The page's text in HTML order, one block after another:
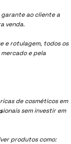
ao cliente a
venda.
e rotulagem, todos os
e pela
de cosméticos em
sem investir em
produtos como: